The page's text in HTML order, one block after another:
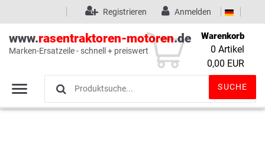
Wunschliste (0)
Anmelden
Registrieren
www.rasentraktoren-motoren.de
Marken-Ersatzeile - schnell + preiswert
SUCHE
Warenkorb
0 Artikel
0,00 EUR